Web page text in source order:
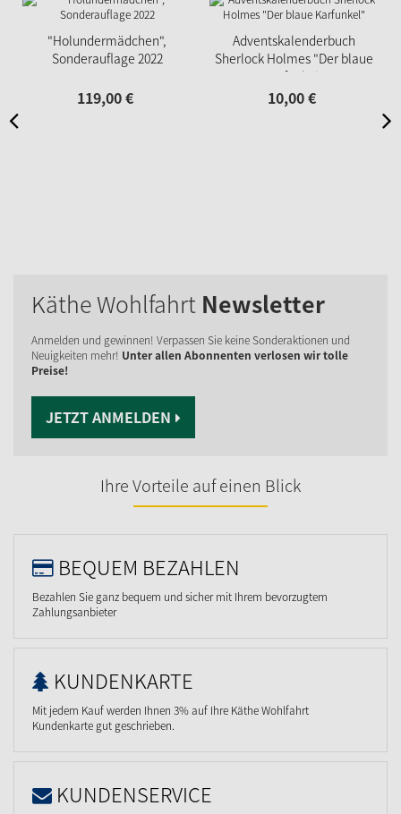
"Holundermädchen",
Sonderauflage 2022
119,00€
Adventskalenderbuch
Sherlock Holmes "Der blaue
Karfunkel"
10,00€
Käthe Wohlfahrt Newsletter
Anmelden und gewinnen! Verpassen Sie keine Sonderaktionen und
Neuigkeiten mehr! Unter allen Abonnenten verlosen wir tolle
Preise!
JETZT ANMELDEN
Ihre Vorteile auf einen Blick
BEQUEM BEZAHLEN
Bezahlen Sie ganz bequem und sicher mit Ihrem bevorzugtem
Zahlungsanbieter
KUNDENKARTE
Mit jedem Kauf werden Ihnen 3% auf Ihre Käthe Wohlfahrt
Kundenkarte gut geschrieben.
KUNDENSERVICE